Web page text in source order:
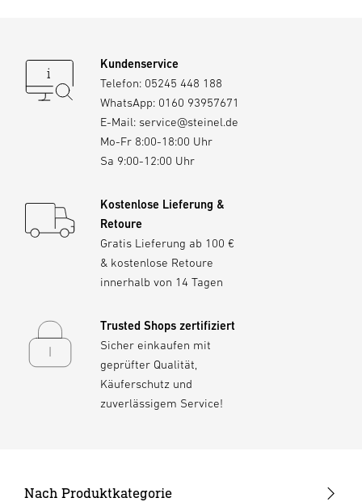
Kundenservice
Telefon: 05245 448 188
WhatsApp: 0160 93957671
E-Mail: service@steinel.de
Mo-Fr 8:00-18:00 Uhr
Sa 9:00-12:00 Uhr
Kostenlose Lieferung &
Retoure
Gratis Lieferung ab 100 €
& kostenlose Retoure
innerhalb von 14 Tagen
Trusted Shops zertifiziert
Sicher einkaufen mit
geprüfter Qualität,
Käuferschutz und
zuverlässigem Service!
Nach Produktkategorie